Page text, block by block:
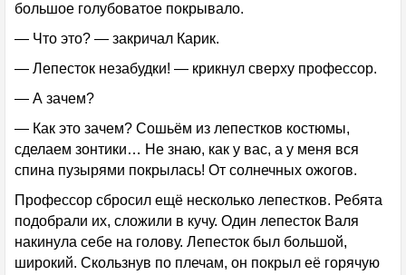
большое голубоватое покрывало.
— Что это? — закричал Карик.
— Лепесток незабудки! — крикнул сверху профессор.
— А зачем?
— Как это зачем? Сошьём из лепестков костюмы,
сделаем зонтики… Не знаю, как у вас, а у меня вся
спина пузырями покрылась! От солнечных ожогов.
Профессор сбросил ещё несколько лепестков. Ребята
подобрали их, сложили в кучу. Один лепесток Валя
накинула себе на голову. Лепесток был большой,
широкий. Скользнув по плечам, он покрыл её горячую